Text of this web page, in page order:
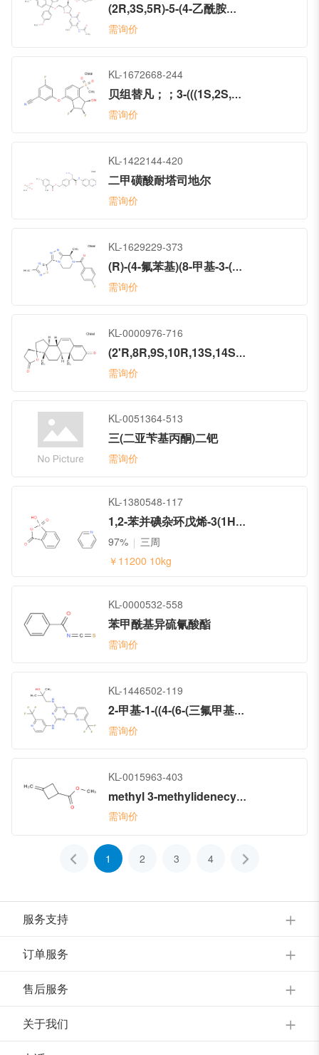
(2R,3S,5R)-5-(4-乙酰胺基-5-甲基-2-氧代嘧啶-1(2H)-基)-2-((双(4-甲氧基苯基)(苯基)甲氧基)甲基)四氢呋喃-3-基 (2-氰基乙基) 二异丙基亚磷酰胺
需询价
KL-1672668-244
贝组替凡；；3-(((1S,2S,3R)-2,3-二氟-1-羟基-7-(甲基磺酰基)-2,3-二氢-1H-茚-4-氧基))-5-氟苯腈
需询价
KL-1422144-420
二甲磺酸耐塔司地尔
需询价
KL-1629229-373
(R)-(4-氟苯基)(8-甲基-3-(3-甲基-1,2,4-噻二唑-5-基)-5,6-二氢-[1,2,4]三氮唑并[4,3-a]吡嗪-7(8H)-基)甲酮
需询价
KL-0000976-716
(2'R,8R,9S,10R,13S,14S)-10,13-二甲基-1,8,9,10,11,12,13,14,15,16-十氢-3'H-螺[环庚烷并[a]菲-17,2'-呋喃]-3,5'(2H,4'H)-二酮
需询价
KL-0051364-513
三(二亚苄基丙酮)二钯
需询价
KL-1380548-117
1,2-苯并碘杂环戊烯-3(1H)-酮，1-羟基-，1-氧化物，与吡啶的化合物
97%
三周
￥11200 10kg
KL-0000532-558
苯甲酰基异硫氰酸酯
需询价
KL-1446502-119
2-甲基-1-((4-(6-(三氟甲基)吡啶-2-基)-6-((2-(三氟甲基)吡啶-4-基)氨基)-1,3,5-三嗪-2-基)氨基)丙-2-醇
需询价
KL-0015963-403
methyl 3-methylidenecyclobutane-1-carboxylate
需询价
1 2 3 4
服务支持
订单服务
售后服务
关于我们